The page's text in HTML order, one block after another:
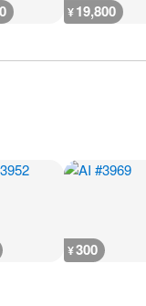
¥19,800
¥300